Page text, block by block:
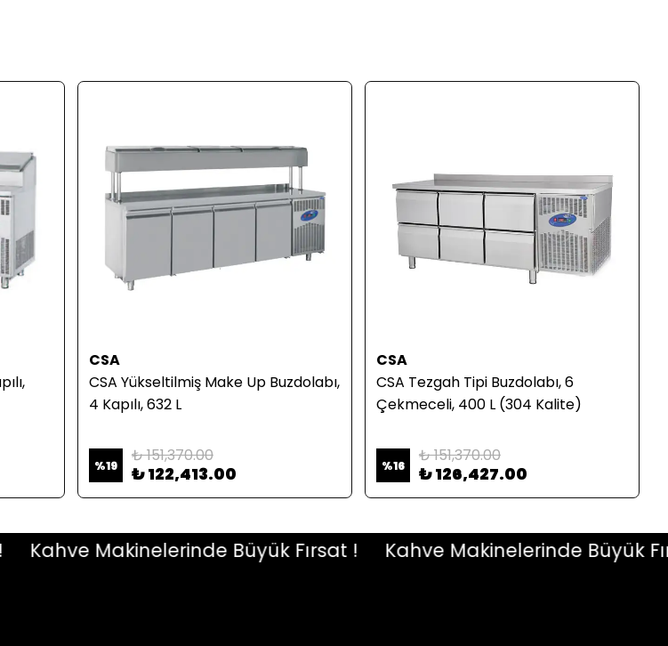
CSA
CSA Yükseltilmiş Make Up Buzdolabı,
4 Kapılı, 632 L
%19 ₺ 151,370.00
₺ 122,413.00
CSA
CSA Tezgah Tipi Buzdolabı, 6
Çekmeceli, 400 L (304 Kalite)
%16 ₺ 151,370.00
₺ 126,427.00
Kahve Makinelerinde Büyük Fırsat ! Kahve Makinelerinde Büyük